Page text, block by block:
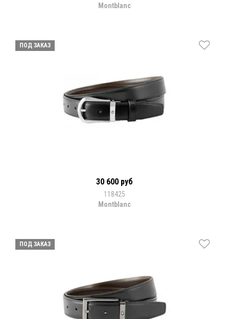
Montblanc
ПОД ЗАКАЗ
30 600 руб
118425
Montblanc
ПОД ЗАКАЗ